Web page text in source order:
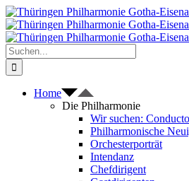
Zum
Inhalt
springen
Suche
nach:
Home
Die Philharmonie
Wir suchen:
Philharmonische
Orchesterporträt
Intendanz
Chefdirigent